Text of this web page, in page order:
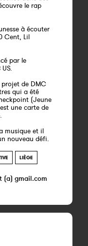
le rap
à écouter
Cent, Lil
par le
projet de DMC
qui a été
(Jeune
une carte de
musique et il
nouveau défi.
LIÈGE
(a) gmail.com